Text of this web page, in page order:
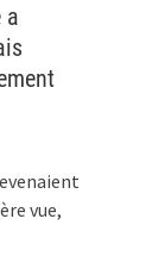
a
vue,